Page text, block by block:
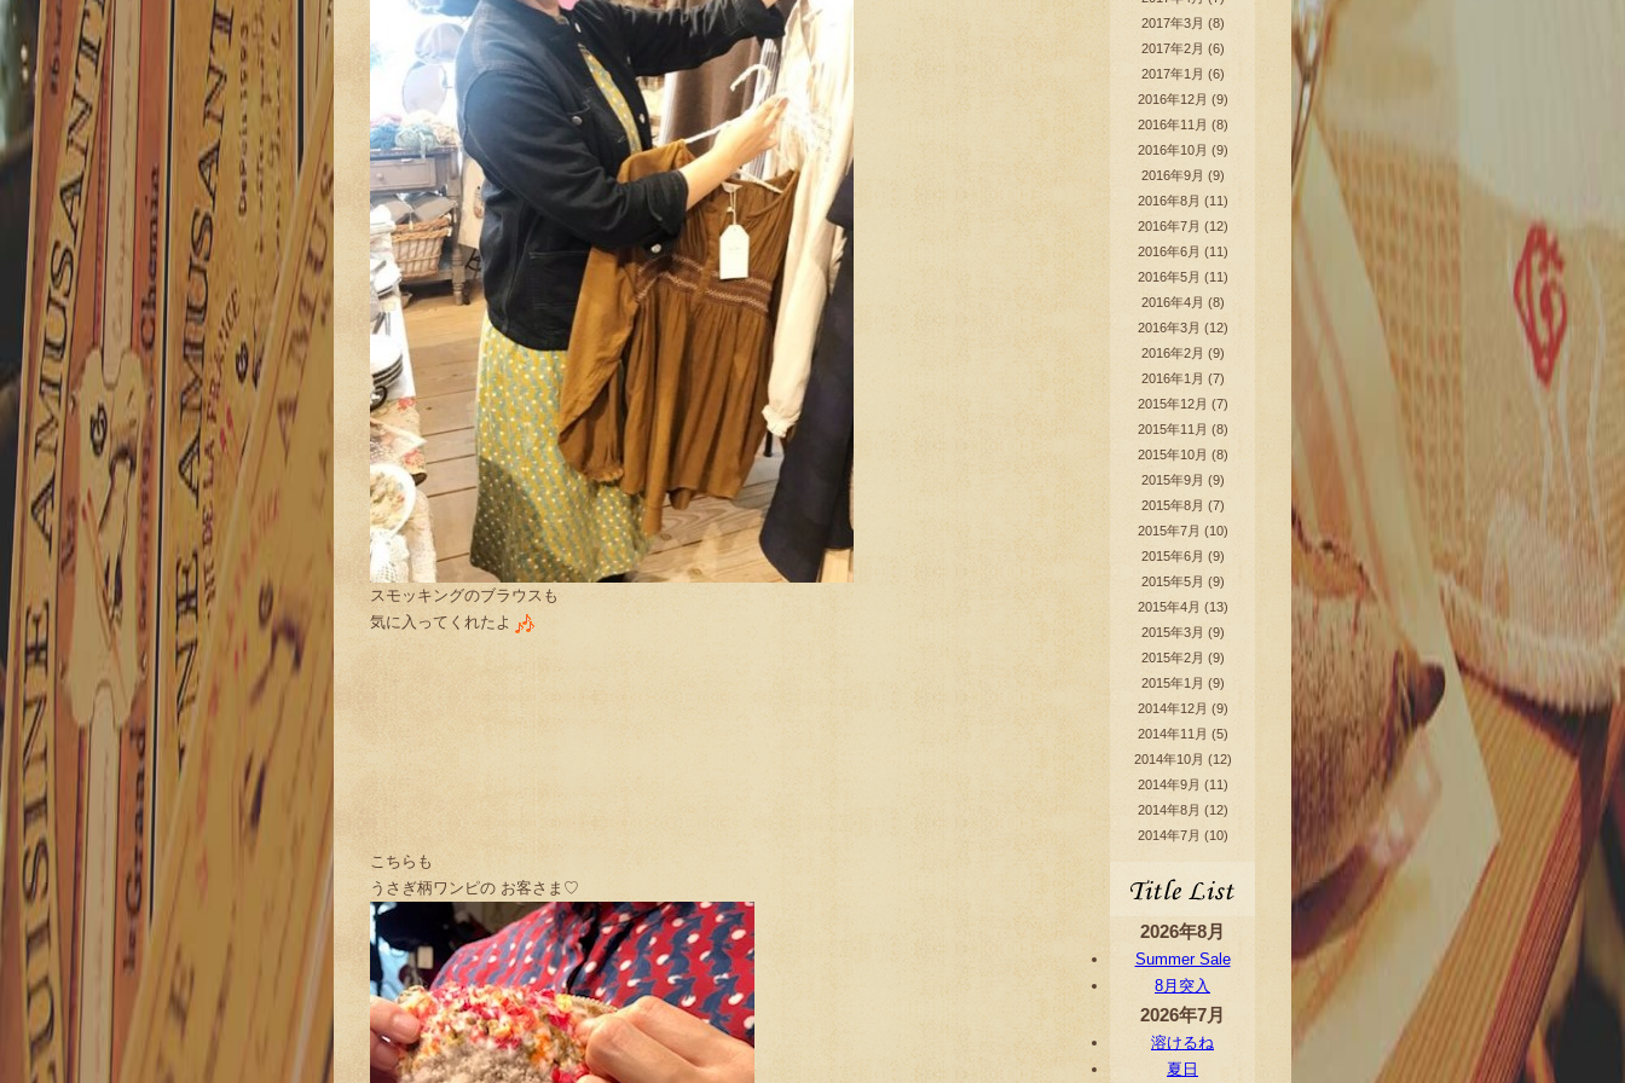
スモッキングのブラウスも
気に入ってくれたよ
こちらも
うさぎ柄ワンピの お客さま♡
2017年3月 (8)
2017年2月 (6)
2017年1月 (6)
2016年12月 (9)
2016年11月 (8)
2016年10月 (9)
2016年9月 (9)
2016年8月 (11)
2016年7月 (12)
2016年6月 (11)
2016年5月 (11)
2016年4月 (8)
2016年3月 (12)
2016年2月 (9)
2016年1月 (7)
2015年12月 (7)
2015年11月 (8)
2015年10月 (8)
2015年9月 (9)
2015年8月 (7)
2015年7月 (10)
2015年6月 (9)
2015年5月 (9)
2015年4月 (13)
2015年3月 (9)
2015年2月 (9)
2015年1月 (9)
2014年12月 (9)
2014年11月 (5)
2014年10月 (12)
2014年9月 (11)
2014年8月 (12)
2014年7月 (10)
2026年8月
Summer Sale
8月突入
2026年7月
溶けるね
夏日